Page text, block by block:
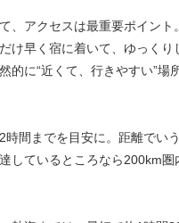
、アクセスは最重要ポイント
け早く宿に着いて、ゆっくり
的に“近くて、行きやすい”場
時間までを目安に。距離でい
しているところなら200km